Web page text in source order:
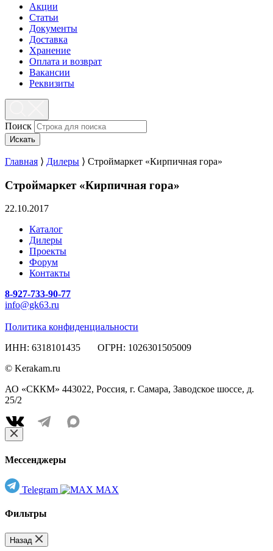
Акции
Статьи
Документы
Доставка
Хранение
Оплата и возврат
Вакансии
Реквизиты
Поиск
Искать
Главная ⟩ Дилеры ⟩ Строймаркет «Кирпичная гора»
Строймаркет «Кирпичная гора»
22.10.2017
Каталог
Дилеры
Проекты
Форум
Контакты
8-927-733-90-77
info@gk63.ru
Политика конфиденциальности
ИНН: 6318101435 ОГРН: 1026301505009
© Kerakam.ru
АО «СККМ» 443022, Россия, г. Самара, Заводское шоссе, д.
25/2
Мессенджеры
Telegram MAX
Фильтры
Назад